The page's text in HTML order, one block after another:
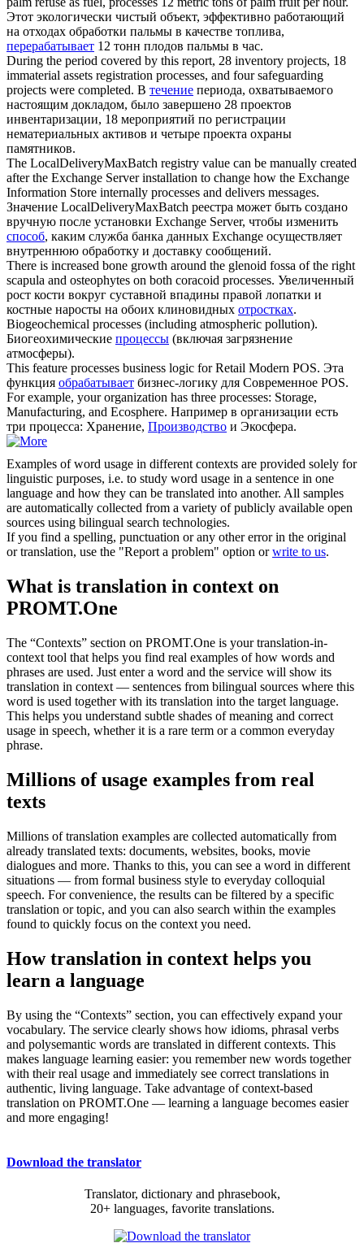
Этот экологически чистый объект, эффективно работающий
на отходах обработки пальмы в качестве топлива,
перерабатывает 12 тонн плодов пальмы в час.
During the period covered by this report, 28 inventory projects, 18
immaterial assets registration processes, and four safeguarding
projects were completed. В течение периода, охватываемого
настоящим докладом, было завершено 28 проектов
инвентаризации, 18 мероприятий по регистрации
нематериальных активов и четыре проекта охраны
памятников.
The LocalDeliveryMaxBatch registry value can be manually created
after the Exchange Server installation to change how the Exchange
Information Store internally processes and delivers messages.
Значение LocalDeliveryMaxBatch реестра может быть создано
вручную после установки Exchange Server, чтобы изменить
способ, каким служба банка данных Exchange осуществляет
внутреннюю обработку и доставку сообщений.
There is increased bone growth around the glenoid fossa of the right
scapula and osteophytes on both coracoid processes. Увеличенный
рост кости вокруг суставной впадины правой лопатки и
костные наросты на обоих клиновидных отростках.
Biogeochemical processes (including atmospheric pollution).
Биогеохимические процессы (включая загрязнение
атмосферы).
This feature processes business logic for Retail Modern POS. Эта
функция обрабатывает бизнес-логику для Современное POS.
For example, your organization has three processes: Storage,
Manufacturing, and Ecosphere. Например в организации есть
три процесса: Хранение, Производство и Экосфера.
Examples of word usage in different contexts are provided solely for
linguistic purposes, i.e. to study word usage in a sentence in one
language and how they can be translated into another. All samples
are automatically collected from a variety of publicly available open
sources using bilingual search technologies.
If you find a spelling, punctuation or any other error in the original
or translation, use the "Report a problem" option orwrite to us.
What is translation in context on
PROMT.One
The “Contexts” section on PROMT.One is your translation-in-
context tool that helps you find real examples of how words and
phrases are used. Just enter a word and the service will show its
translation in context — sentences from bilingual sources where this
word is used together with its translation into the target language.
This helps you understand subtle shades of meaning and correct
usage in speech, whether it is a rare term or a common everyday
phrase.
Millions of usage examples from real
texts
Millions of translation examples are collected automatically from
already translated texts: documents, websites, books, movie
dialogues and more. Thanks to this, you can see a word in different
situations — from formal business style to everyday colloquial
speech. For convenience, the results can be filtered by a specific
translation or topic, and you can also search within the examples
found to quickly focus on the context you need.
How translation in context helps you
learn a language
By using the “Contexts” section, you can effectively expand your
vocabulary. The service clearly shows how idioms, phrasal verbs
and polysemantic words are translated in different contexts. This
makes language learning easier: you remember new words together
with their real usage and immediately see correct translations in
authentic, living language. Take advantage of context-based
translation on PROMT.One — learning a language becomes easier
and more engaging!
Download the translator
Translator, dictionary and phrasebook,
20+ languages, favorite translations.